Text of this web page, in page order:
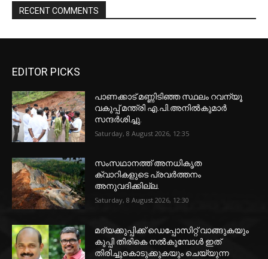
RECENT COMMENTS
EDITOR PICKS
പാണക്കാട് മണ്ണിടിഞ്ഞ സ്ഥലം റവന്യൂ
വകുപ്പ് മന്ത്രി എ.പി.അനിൽകുമാർ
സന്ദർശിച്ചു.
Saturday, 8 August 2026, 12:35
സംസഥാനത്ത് അനധികൃത
ക്വാറികളുടെ പ്രവര്‍ത്തനം
അനുവദിക്കില്ല.
Saturday, 8 August 2026, 12:30
മദ്യക്കുപ്പിക്ക് ഡെപ്പോസിറ്റ് വാങ്ങുകയും
കുപ്പി തിരികെ നല്‍കുമ്പോള്‍ ഇത്
തിരിച്ചുകൊടുക്കുകയും ചെയ്യുന്ന